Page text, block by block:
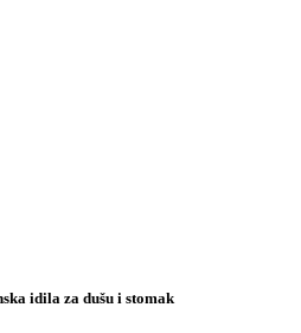
idila za dušu i stomak